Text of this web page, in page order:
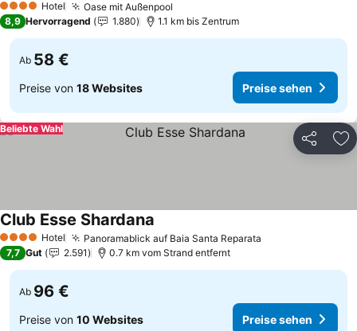
4 Sterne Hotel Oase mit Außenpool
8,9 Hervorragend 1.880 1.1 km bis Zentrum
Ab 58 €
Preise von 18 Websites Preise sehen
Teilen
Beliebte Wahl
4 Sterne Hotel Panoramablick auf Baia Santa Reparata
Club Esse Shardana
7,7 Gut 2.591 0.7 km vom Strand entfernt
Ab 96 €
Preise von 10 Websites Preise sehen